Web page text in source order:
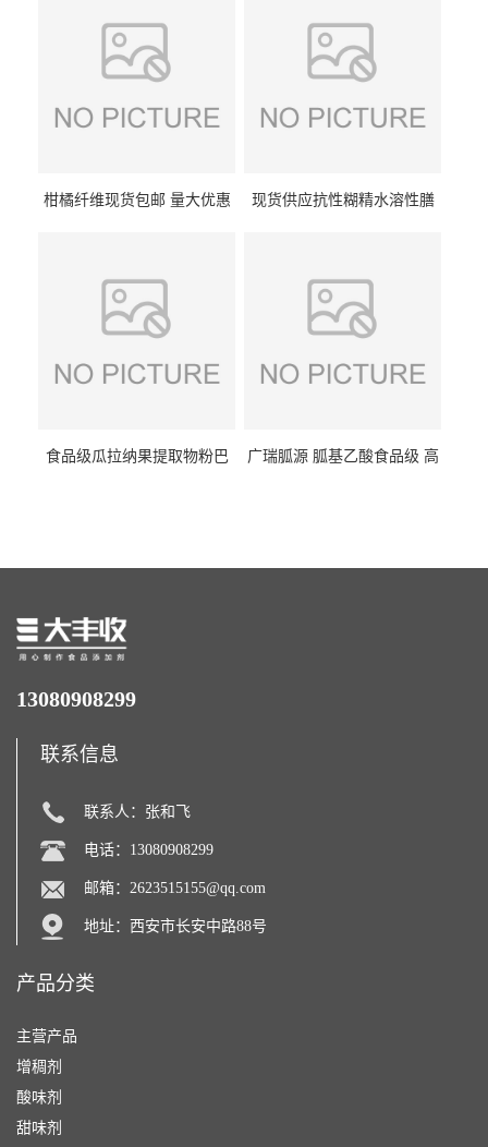
柑橘纤维现货包邮 量大优惠
现货供应抗性糊精水溶性膳
食品级瓜拉纳果提取物粉巴
广瑞胍源 胍基乙酸食品级 高
13080908299
联系信息
联系人：张和飞
电话：13080908299
邮箱： 2623515155@qq.com
地址：西安市长安中路88号
产品分类
主营产品
增稠剂
酸味剂
甜味剂